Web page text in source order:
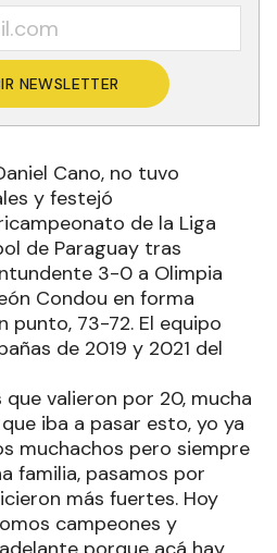
NEWSLETTER
Cano, no tuvo
y festejó
de la Liga
de Paraguay tras
3-0 a Olimpia
Condou en forma
punto, 73-72. El equipo
de 2019 y 2021 del
valieron por 20, mucha
iba a pasar esto, yo ya
muchachos pero siempre
familia, pasamos por
más fuertes. Hoy
campeones y